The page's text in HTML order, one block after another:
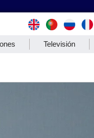
Televisión